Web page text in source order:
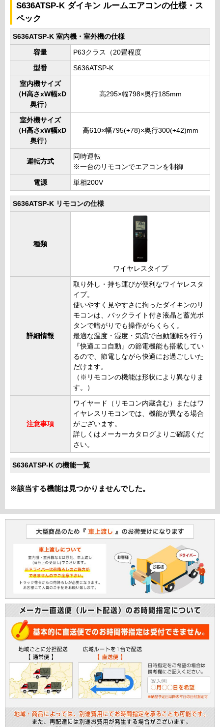
S636ATSP-K ダイキン ルームエアコンの仕様・ス
ペック
S636ATSP-K 室内機・室外機の仕様
容量 P63クラス（20畳程度
型番 S636ATSP-K
室内機サイズ
（H高さxW幅xD
奥行）
高295×幅798×奥行185mm
室外機サイズ
（H高さxW幅xD
奥行）
高610×幅795(+78)×奥行300(+42)mm
運転方式
同時運転
※一台のリモコンでエアコンを制御
電源 単相200V
S636ATSP-K リモコンの仕様
種類
ワイヤレスタイプ
詳細情報
取り外し・持ち運びが便利なワイヤレスタ
イプ。
使いやすく見やすさに拘ったダイキンのリ
モコンは、バックライト付き液晶と蓄光ボ
タンで暗がりでも操作がらくらく。
最適な温度・湿度・気流で自動運転を行う
『快適エコ自動』の節電機能も搭載してい
るので、節電しながら快適にお過ごしいた
だけます。
（※リモコンの機能は形状により異なりま
す。）
注意事項
ワイヤード（リモコン内蔵含む）またはワ
イヤレスリモコンでは、機能が異なる場合
がございます。
詳しくはメーカーカタログよりご確認くだ
さい。
S636ATSP-K の機能一覧
※該当する機能は見つかりませんでした。